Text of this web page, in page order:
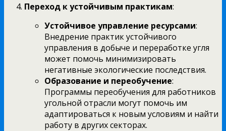
Переход к устойчивым практикам:
Устойчивое управление ресурсами:
Внедрение практик устойчивого
управления в добыче и переработке угля
может помочь минимизировать
негативные экологические последствия.
Образование и переобучение:
Программы переобучения для работников
угольной отрасли могут помочь им
адаптироваться к новым условиям и найти
работу в других секторах.